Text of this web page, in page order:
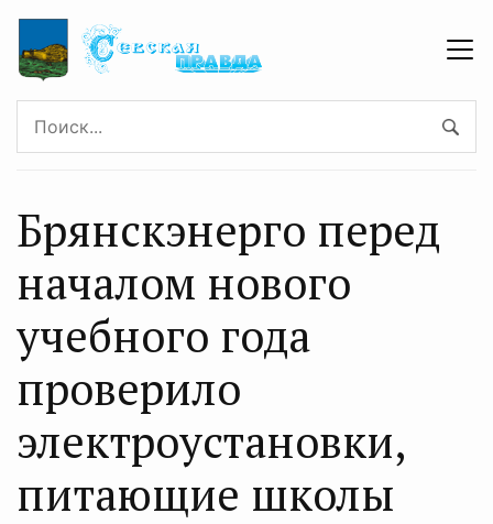
Брянскэнерго перед
началом нового
учебного года
проверило
электроустановки,
питающие школы